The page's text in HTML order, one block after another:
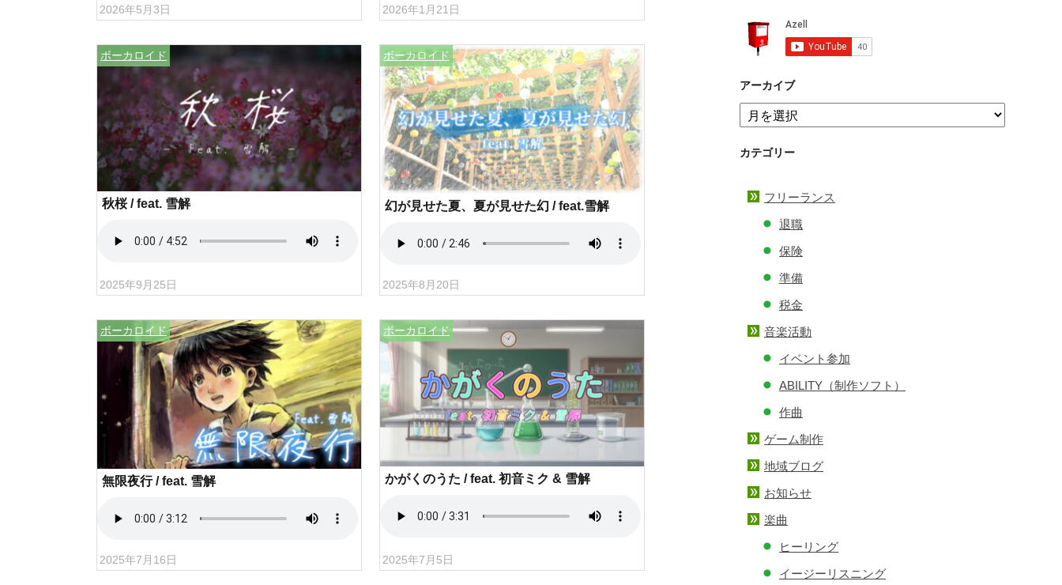
2026年5月3日 2026年1月21日
ボーカロイド
秋桜 / feat. 雪解
2025年9月25日
ボーカロイド
幻が見せた夏、夏が見せた幻 / feat.雪解
2025年8月20日
ボーカロイド
無限夜行 / feat. 雪解
2025年7月16日
ボーカロイド
かがくのうた / feat. 初音ミク & 雪解
2025年7月5日
アーカイブ
ア
ー
イ
カテゴリー
フリーランス
退職
保険
準備
税金
音楽活動
イベント参加
ABILITY（制作ソフト）
作曲
ゲーム制作
地域ブログ
お知らせ
楽曲
ヒーリング
イージーリスニング